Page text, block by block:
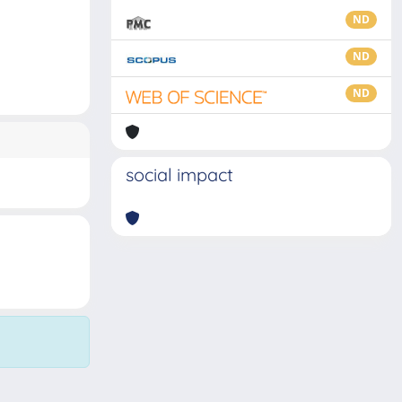
ND
ND
ND
social impact